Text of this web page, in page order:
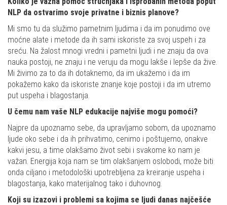
NLP da ostvarimo svoje privatne i biznis planove?
Mi smo tu da služimo pametnim ljudima i da im ponudimo ove
moćne alate i metode da ih sami iskoriste za svoj uspeh i za
sreću. Na žalost mnogi vredni i pametni ljudi i ne znaju da ova
nauka postoji, ne znaju i ne veruju da mogu lakše i lepše da žive.
Mi živimo za to da ih dotaknemo, da im ukažemo i da im
pokažemo kako da iskoriste znanje koje postoji i da im utremo
put uspeha i blagostanja.
U čemu nam vaše NLP edukacije najviše mogu pomoći?
Najpre da upoznamo sebe, da upravljamo sobom, da upoznamo
ljude oko sebe i da ih prihvatimo, cenimo i poštujemo, onakve
kakvi jesu, a time olakšamo život sebi i svakome ko nam je
važan. Energija koja nam se tim olakšanjem oslobodi, može biti
onda ciljano i metodološki upotrebljena za kreiranje uspeha i
blagostanja, kako materijalnog tako i duhovnog.
Koji su izazovi i problemi sa kojima se ljudi danas najčešće